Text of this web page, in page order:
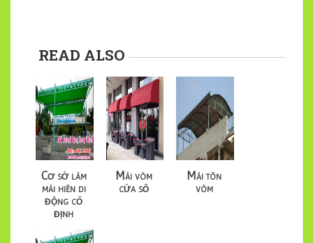
READ ALSO
Cơ sở làm
mái hiên di
động cố
định
Mái vòm
cửa sổ
Mái tôn
vòm